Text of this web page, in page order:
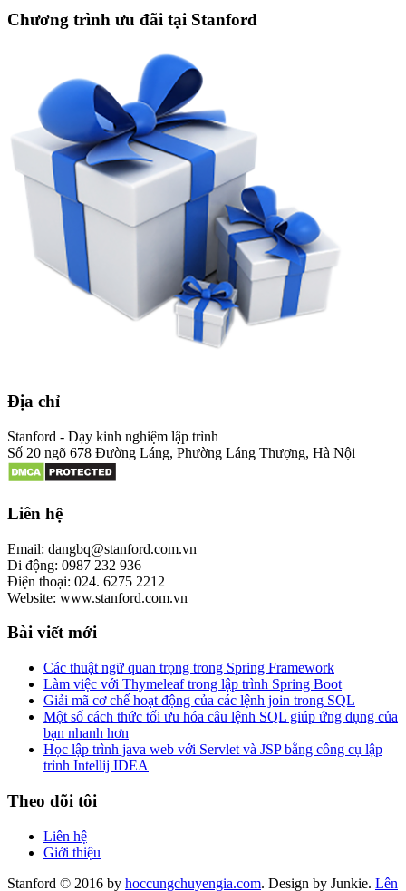
Chương trình ưu đãi tại Stanford
Địa chỉ
Stanford - Dạy kinh nghiệm lập trình
Số 20 ngõ 678 Đường Láng, Phường Láng Thượng, Hà Nội
Liên hệ
Email: dangbq@stanford.com.vn
Di động: 0987 232 936
Điện thoại: 024. 6275 2212
Website: www.stanford.com.vn
Bài viết mới
Các thuật ngữ quan trọng trong Spring Framework
Làm việc với Thymeleaf trong lập trình Spring Boot
Giải mã cơ chế hoạt động của các lệnh join trong SQL
Một số cách thức tối ưu hóa câu lệnh SQL giúp ứng dụng của
bạn nhanh hơn
Học lập trình java web với Servlet và JSP bằng công cụ lập
trình Intellij IDEA
Theo dõi tôi
Liên hệ
Giới thiệu
Stanford © 2016 by hoccungchuyengia.com. Design by Junkie. Lên